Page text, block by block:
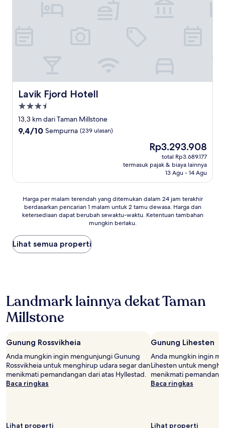
Lavik Fjord Hotell
Lavik Fjord Hotell
Properti
bintang
3.5
13,3 km dari Taman Millstone
9.4
9,4/10 Sempurna (239 ulasan)
Harga
sekarang
Rp3.293.908
Rp3.293.908
total Rp3.689.177
termasuk pajak & biaya lainnya
13 Agu - 14 Agu
Harga
malam
yang
ditemukan
dalam
pencarian
1
malam
tamu
dewasa.
Harga
dan
ketersediaan
dapat
Ketentuan
Harga per malam terendah yang ditemukan dalam 24 jam terakhir
berdasarkan pencarian 1 malam untuk 2 tamu dewasa. Harga dan
ketersediaan dapat berubah sewaktu-waktu. Ketentuan tambahan
mungkin berlaku.
Lihat semua properti
Landmark lainnya dekat Taman
Millstone
Gunung Rossvikheia
Anda mungkin ingin mengunjungi Gunung
Rossvikheia untuk menghirup udara segar dan
menikmati pemandangan dari atas Hyllestad.
Baca ringkas
Lihat properti
Gunung Lihesten
Anda mungkin ingin
Lihesten untuk
menikmati
Baca ringkas
Lihat properti